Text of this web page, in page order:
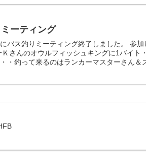
ーティング
バス釣りミーティング終了しました。 参
Ｋさんのオウルフィッシュキングに1バイト
・釣って来るのはランカーマスターさん＆